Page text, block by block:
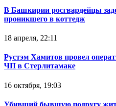
В Башкирии росгвардейцы
проникшего в коттедж
18 апреля, 22:11
Рустэм Хамитов провел
ЧП в Стерлитамаке
16 октября, 19:03
Убивший бывшую подругу